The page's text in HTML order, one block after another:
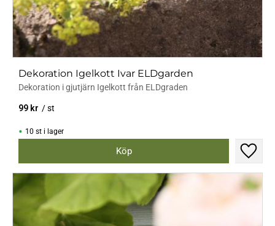
Dekoration Igelkott Ivar ELDgarden
Dekoration i gjutjärn Igelkott från ELDgraden
99 kr /st
Lägg
10 st i lager